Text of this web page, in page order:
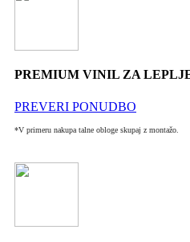
PREMIUM VINIL ZA
PREVERI PONUDBO
*V primeru nakupa talne obloge skupaj z montažo.